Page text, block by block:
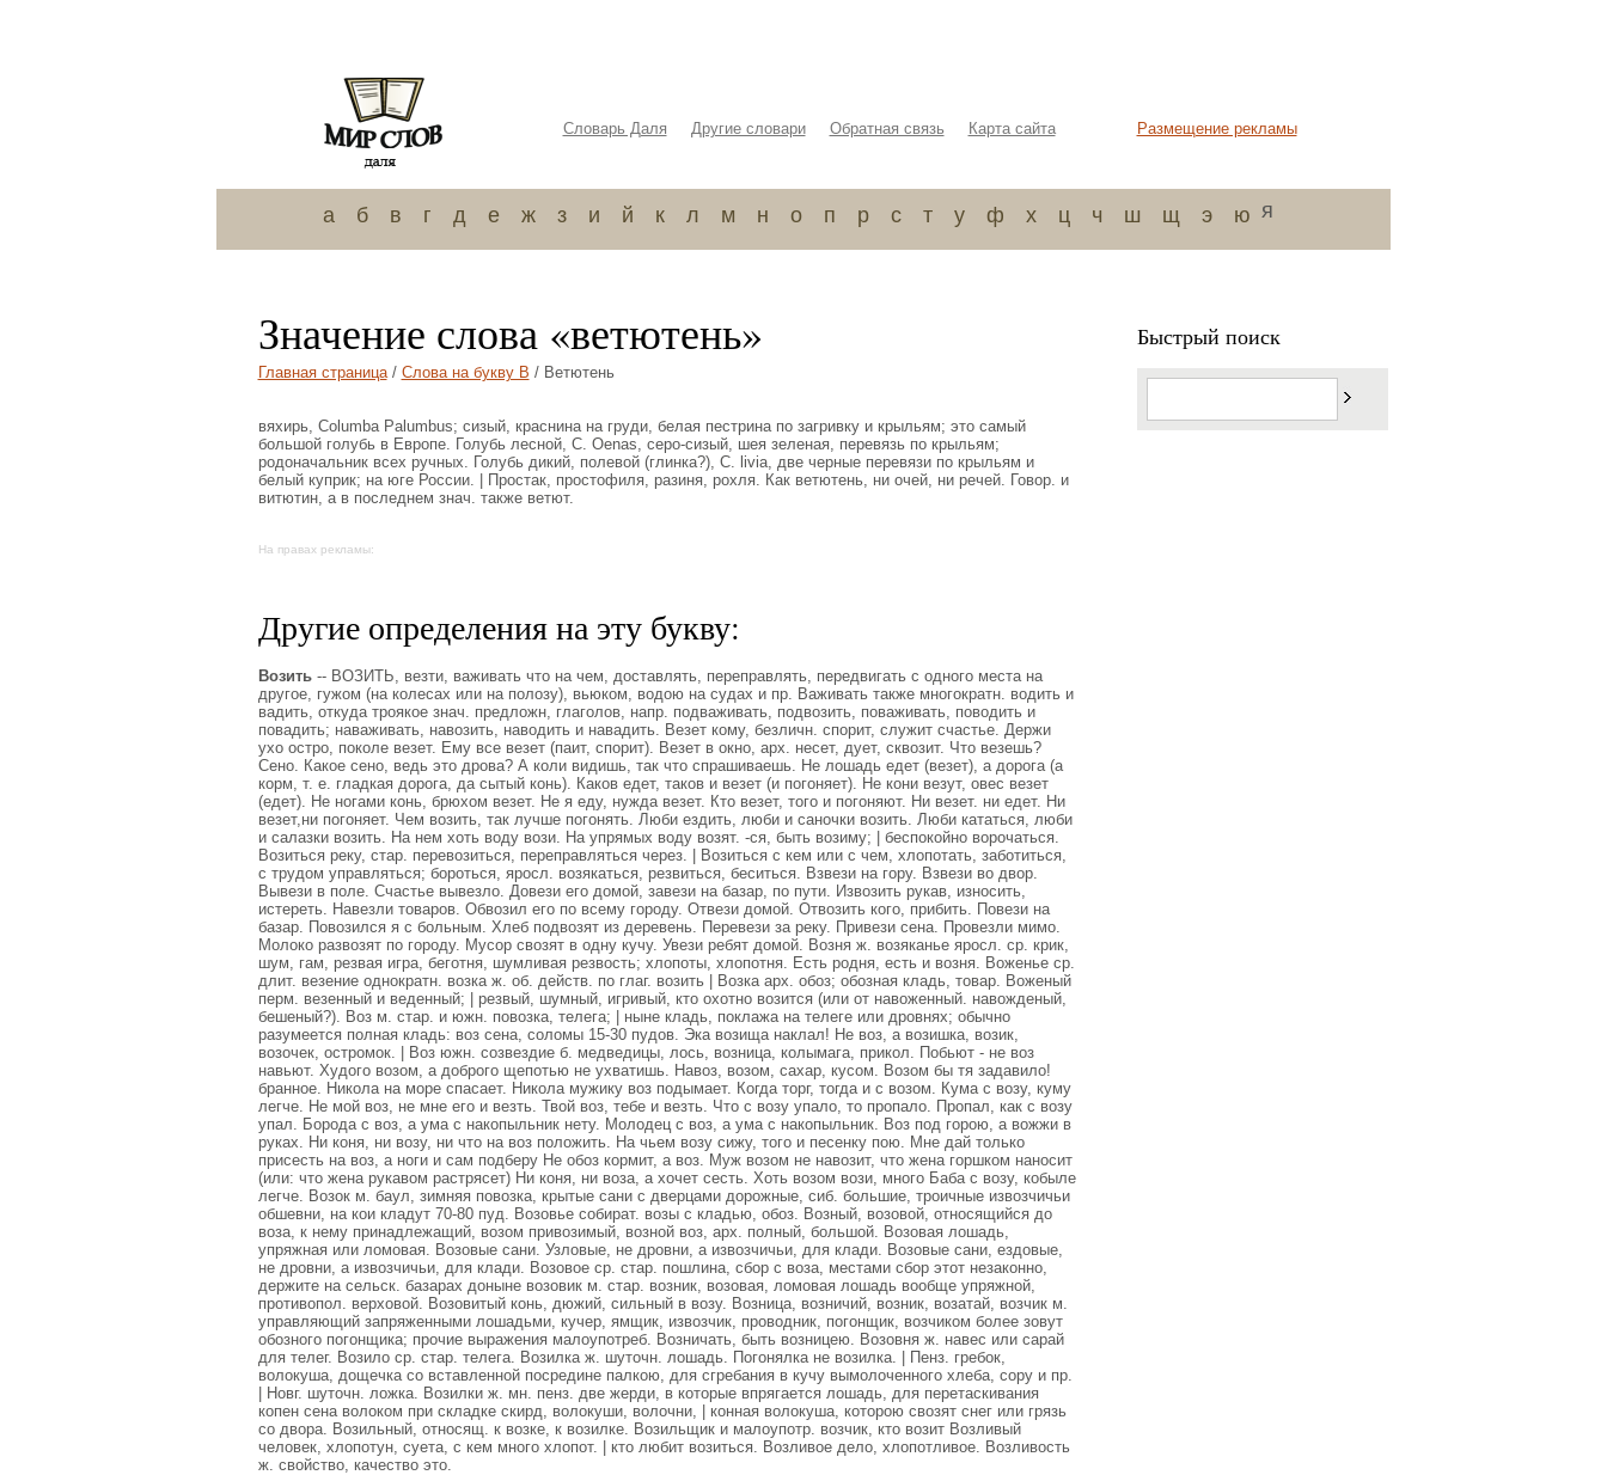
Словарь Даля Другие словари Обратная связь Карта сайта Размещение рекламы
а б в г д е ж з и й к л м н о п р с т у ф х ц ч ш щ э ю я
Значение слова «ветютень»
Главная страница/ Слова на букву В / Ветютень
вяхирь, Columba Palumbus; сизый, краснина на груди, белая пестрина по загривку и крыльям; это самый
большой голубь в Европе. Голубь лесной, C. Oenas, серо-сизый, шея зеленая, перевязь по крыльям;
родоначальник всех ручных. Голубь дикий, полевой (глинка?), C. livia, две черные перевязи по крыльям и
белый куприк; на юге России. | Простак, простофиля, разиня, рохля. Как ветютень, ни очей, ни речей. Говор. и
витютин, а в последнем знач. также ветют.
На правах рекламы:
Другие определения на эту букву:
Возить-- ВОЗИТЬ, везти, важивать что на чем, доставлять, переправлять, передвигать с одного места на
другое, гужом (на колесах или на полозу), вьюком, водою на судах и пр. Важивать также многократн. водить и
вадить, откуда троякое знач. предложн, глаголов, напр. подваживать, подвозить, поваживать, поводить и
повадить; наваживать, навозить, наводить и навадить. Везет кому, безличн. спорит, служит счастье. Держи
ухо остро, поколе везет. Ему все везет (паит, спорит). Везет в окно, арх. несет, дует, сквозит. Что везешь?
Сено. Какое сено, ведь это дрова? А коли видишь, так что спрашиваешь. Не лошадь едет (везет), а дорога (а
корм, т. е. гладкая дорога, да сытый конь). Каков едет, таков и везет (и погоняет). Не кони везут, овес везет
(едет). Не ногами конь, брюхом везет. Не я еду, нужда везет. Кто везет, того и погоняют. Ни везет. ни едет. Ни
везет,ни погоняет. Чем возить, так лучше погонять. Люби ездить, люби и саночки возить. Люби кататься, люби
и салазки возить. На нем хоть воду вози. На упрямых воду возят. -ся, быть возиму; | беспокойно ворочаться.
Возиться реку, стар. перевозиться, переправляться через. | Возиться с кем или с чем, хлопотать, заботиться,
с трудом управляться; бороться, яросл. возякаться, резвиться, беситься. Взвези на гору. Взвези во двор.
Вывези в поле. Счастье вывезло. Довези его домой, завези на базар, по пути. Извозить рукав, износить,
истереть. Навезли товаров. Обвозил его по всему городу. Отвези домой. Отвозить кого, прибить. Повези на
базар. Повозился я с больным. Хлеб подвозят из деревень. Перевези за реку. Привези сена. Провезли мимо.
Молоко развозят по городу. Мусор свозят в одну кучу. Увези ребят домой. Возня ж. возяканье яросл. ср. крик,
шум, гам, резвая игра, беготня, шумливая резвость; хлопоты, хлопотня. Есть родня, есть и возня. Воженье ср.
длит. везение однократн. возка ж. об. действ. по глаг. возить | Возка арх. обоз; обозная кладь, товар. Воженый
перм. везенный и веденный; | резвый, шумный, игривый, кто охотно возится (или от навоженный. навожденый,
бешеный?). Воз м. стар. и южн. повозка, телега; | ныне кладь, поклажа на телеге или дровнях; обычно
разумеется полная кладь: воз сена, соломы 15-30 пудов. Эка возища наклал! Не воз, а возишка, возик,
возочек, остромок. | Воз южн. созвездие б. медведицы, лось, возница, колымага, прикол. Побьют - не воз
навьют. Худого возом, а доброго щепотью не ухватишь. Навоз, возом, сахар, кусом. Возом бы тя задавило!
бранное. Никола на море спасает. Никола мужику воз подымает. Когда торг, тогда и с возом. Кума с возу, куму
легче. Не мой воз, не мне его и везть. Твой воз, тебе и везть. Что с возу упало, то пропало. Пропал, как с возу
упал. Борода с воз, а ума с накопыльник нету. Молодец с воз, а ума с накопыльник. Воз под горою, а вожжи в
руках. Ни коня, ни возу, ни что на воз положить. На чьем возу сижу, того и песенку пою. Мне дай только
присесть на воз, а ноги и сам подберу Не обоз кормит, а воз. Муж возом не навозит, что жена горшком наносит
(или: что жена рукавом растрясет) Ни коня, ни воза, а хочет сесть. Хоть возом вози, много Баба с возу, кобыле
легче. Возок м. баул, зимняя повозка, крытые сани с дверцами дорожные, сиб. большие, троичные извозчичьи
обшевни, на кои кладут 70-80 пуд. Возовье собират. возы с кладью, обоз. Возный, возовой, относящийся до
воза, к нему принадлежащий, возом привозимый, возной воз, арх. полный, большой. Возовая лошадь,
упряжная или ломовая. Возовые сани. Узловые, не дровни, а извозчичьи, для клади. Возовые сани, ездовые,
не дровни, а извозчичьи, для клади. Возовое ср. стар. пошлина, сбор с воза, местами сбор этот незаконно,
держите на сельск. базарах доныне возовик м. стар. возник, возовая, ломовая лошадь вообще упряжной,
противопол. верховой. Возовитый конь, дюжий, сильный в возу. Возница, возничий, возник, возатай, возчик м.
управляющий запряженными лошадьми, кучер, ямщик, извозчик, проводник, погонщик, возчиком более зовут
обозного погонщика; прочие выражения малоупотреб. Возничать, быть возницею. Возовня ж. навес или сарай
для телег. Возило ср. стар. телега. Возилка ж. шуточн. лошадь. Погонялка не возилка. | Пенз. гребок,
волокуша, дощечка со вставленной посредине палкою, для сгребания в кучу вымолоченного хлеба, сору и пр.
| Новг. шуточн. ложка. Возилки ж. мн. пенз. две жерди, в которые впрягается лошадь, для перетаскивания
копен сена волоком при складке скирд, волокуши, волочни, | конная волокуша, которою свозят снег или грязь
со двора. Возильный, относящ. к возке, к возилке. Возильщик и малоупотр. возчик, кто возит Возливый
человек, хлопотун, суета, с кем много хлопот. | кто любит возиться. Возливое дело, хлопотливое. Возливость
ж. свойство, качество это.
Быстрый поиск